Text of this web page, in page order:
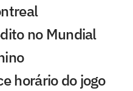
no Mundial
horário do jogo